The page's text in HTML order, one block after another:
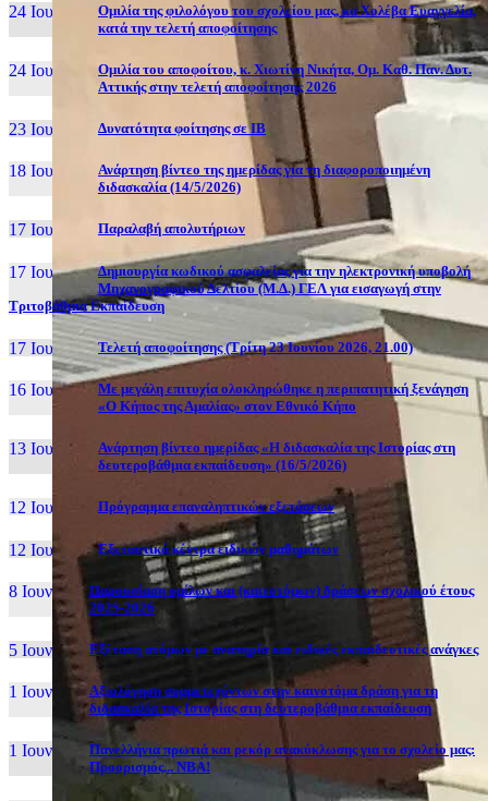
24 Ιουν, 26
Ομιλία της φιλολόγου του σχολείου μας, κα Χολέβα Ευαγγελία,
κατά την τελετή αποφοίτησης
24 Ιουν, 26
Ομιλία του αποφοίτου, κ. Χιωτίνη Νικήτα, Ομ. Καθ. Παν. Δυτ.
Αττικής στην τελετή αποφοίτησης 2026
23 Ιουν, 26 Δυνατότητα φοίτησης σε ΙΒ
18 Ιουν, 26
Ανάρτηση βίντεο της ημερίδας για τη διαφοροποιημένη
διδασκαλία (14/5/2026)
17 Ιουν, 26 Παραλαβή απολυτήριων
17 Ιουν, 26
Δημιουργία κωδικού ασφαλείας για την ηλεκτρονική υποβολή
Μηχανογραφικού Δελτίου (Μ.Δ.) ΓΕΛ για εισαγωγή στην
Τριτοβάθμια Εκπαίδευση
17 Ιουν, 26 Τελετή αποφοίτησης (Τρίτη 23 Ιουνίου 2026, 21.00)
16 Ιουν, 26
Με μεγάλη επιτυχία ολοκληρώθηκε η περιπατητική ξενάγηση
«Ο Κήπος της Αμαλίας» στον Εθνικό Κήπο
13 Ιουν, 26
Ανάρτηση βίντεο ημερίδας «Η διδασκαλία της Ιστορίας στη
δευτεροβάθμια εκπαίδευση» (16/5/2026)
12 Ιουν, 26 Πρόγραμμα επαναληπτικών εξετάσεων
12 Ιουν, 26 Εξεταστικά κέντρα ειδικών μαθημάτων
8 Ιουν, 26
Παρουσίαση ομίλων και (καινοτόμων) δράσεων σχολικού έτους
2025-2026
5 Ιουν, 26 Εξέταση ατόμων με αναπηρία και ειδικές εκπαιδευτικές ανάγκες
1 Ιουν, 26
Αξιολόγηση συμμετεχόντων στην καινοτόμα δράση για τη
διδασκαλία της Ιστορίας στη δευτεροβάθμια εκπαίδευση
1 Ιουν, 26
Πανελλήνια πρωτιά και ρεκόρ ανακύκλωσης για το σχολείο μας:
Προορισμός... NBA!